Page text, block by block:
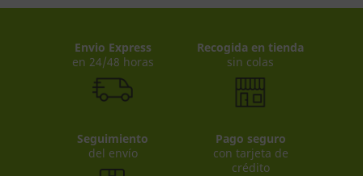
Envio Express
en 24/48 horas
Recogida en tienda
sin colas
Seguimiento
del envío
Pago seguro
con tarjeta de
crédito